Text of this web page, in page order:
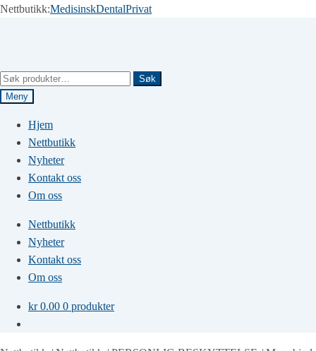
Nettbutikk:MedisinskDentalPrivat
Søk
etter:
Søk
Meny
Hjem
Nettbutikk
Nyheter
Kontakt oss
Om oss
Nettbutikk
Nyheter
Kontakt oss
Om oss
kr0.00 0 produkter